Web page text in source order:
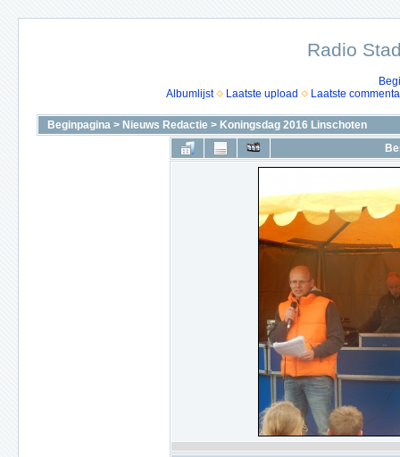
Radio
Albumlijst
Laatste upload Laatste
Beginpagina > Nieuws Redactie > Koningsdag 2016 Linschoten